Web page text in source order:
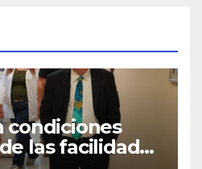
condiciones
las facilidades